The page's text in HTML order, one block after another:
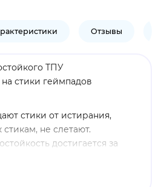
Отзывы
ТПУ
стики геймпадов
стики от истирания,
не слетают.
достигается за